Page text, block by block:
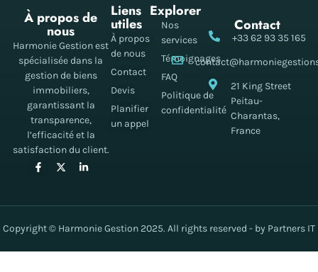
À propos de
nous
Harmonie Gestion est
spécialisée dans la
gestion de biens
immobiliers,
garantissant la
transparence,
l’efficacité et la
satisfaction du client.
Liens
utiles
À propos
de nous
Contact
Devis
Planifier
un appel
Explorer
Nos
services
Témoignages
FAQ
Politique de
confidentialité
Contact
+33 62 93 35 165
21 King Street
Peitau-
Charantas,
France
Copyright © Harmonie Gestion 2025. All rights reserved - by Partners IT